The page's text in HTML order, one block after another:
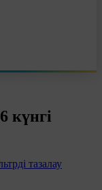
күнгі
тазалау